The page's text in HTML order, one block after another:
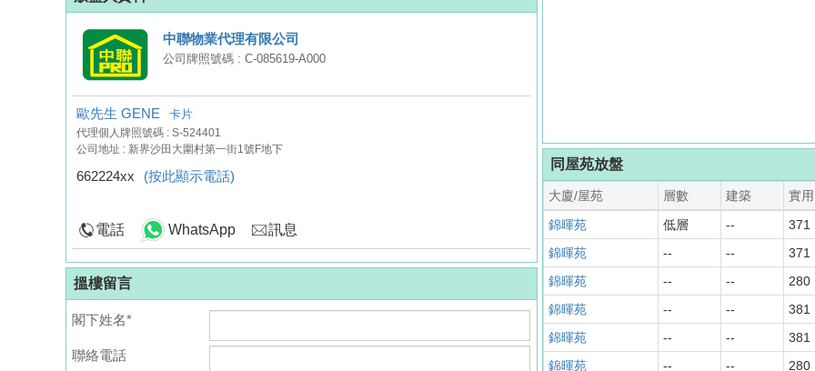
中聯物業代理有限公司
公司牌照號碼 : C-085619-A000
歐先生 GENE 卡片
代理個人牌照號碼 : S-524401
公司地址 : 新界沙田大圍村第一街1號F地下
662224xx (按此顯示電話)
電話 WhatsApp 訊息
搵樓留言
閣下姓名*
聯絡電話
同屋苑放盤
大廈/屋苑 層數 建築 實用
錦暉苑
低層 -- 371
錦暉苑
-- -- 371
錦暉苑
-- -- 280
錦暉苑
-- -- 381
錦暉苑
-- -- 381
錦暉苑
-- -- 280